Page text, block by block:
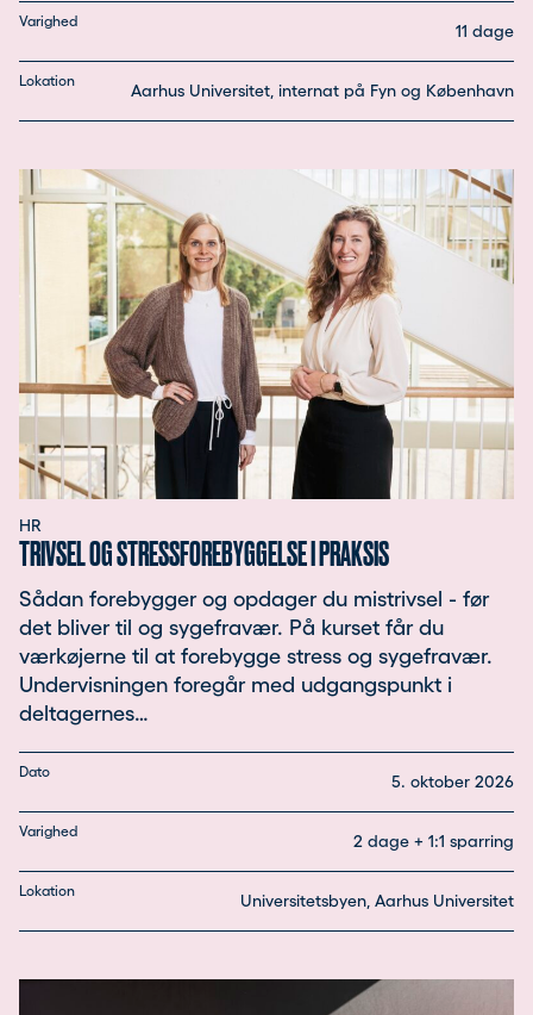
Varighed
11 dage
Lokation
Aarhus Universitet, internat på Fyn og København
HR
TRIVSEL OG STRESSFOREBYGGELSE I PRAKSIS
Sådan forebygger og opdager du mistrivsel - før
det bliver til og sygefravær. På kurset får du
værkøjerne til at forebygge stress og sygefravær.
Undervisningen foregår med udgangspunkt i
deltagernes…
Dato
5. oktober 2026
Varighed
2 dage + 1:1 sparring
Lokation
Universitetsbyen, Aarhus Universitet